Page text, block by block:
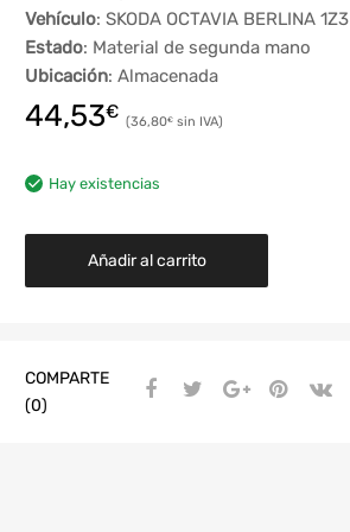
Vehículo: SKODA OCTAVIA BERLINA 1Z3
Estado: Material de segunda mano
Ubicación: Almacenada
44,53€ 36,80€
Hay existencias
Añadir al carrito
COMPARTE
(0)